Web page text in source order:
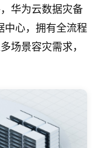
华为云数据灾备
中心，拥有全流程
场景容灾需求，